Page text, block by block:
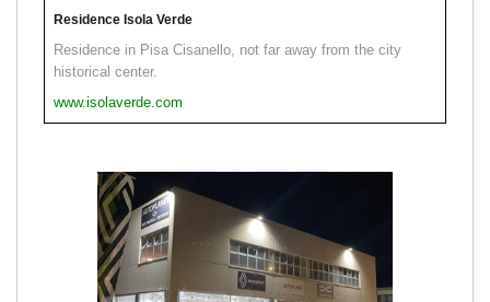
Residence Isola Verde
Residence in Pisa Cisanello, not far away from the city
historical center.
www.isolaverde.com